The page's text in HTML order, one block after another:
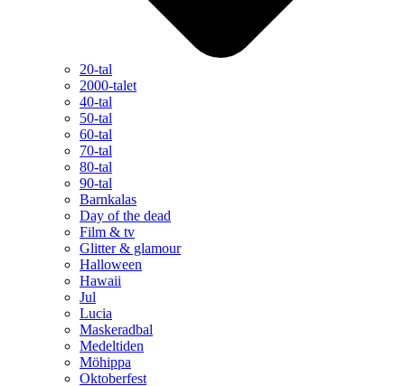
20-tal
2000-talet
40-tal
50-tal
60-tal
70-tal
80-tal
90-tal
Barnkalas
Day of the dead
Film & tv
Glitter & glamour
Halloween
Hawaii
Jul
Lucia
Maskeradbal
Medeltiden
Möhippa
Oktoberfest